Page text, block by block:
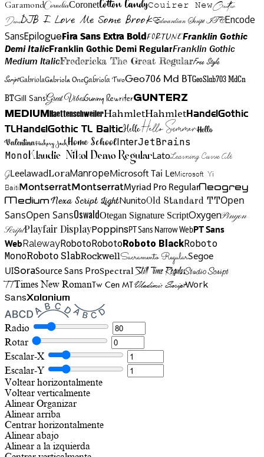
GaramondCorneliaCoronetCotton CandyCouirer NewCreattion
DemoDJB I Love Me Some BrookEdwardian Script ITCEncode
SansEpilogueFira Sans Extra BoldFortuneFranklin Gothic
Demi ItalicFranklin Gothic Demi RegularFranklin Gothic
Medium ItalicFredericka The Great RegularFree Style
ScriptGabriolaGabriola OneGabriola TwoGeo706 Md BTGeoSlab703 MdCn
BTGill SansGreat VibesGunny RewriterGunterz
Medium HaettenschweilerHahmletHahmletHandelGothic
TLHandelGothic TL BalticHelloHello SummerHello
ValentinaHickory JackHome SchoolInterJetBrains
MonoKlaudie Nikol Demo RegularLatoLearning Curve Alt
GLeelawadLoraManropeMicrosoft Tai LeMicrosoft Yi
BaitiMontserratMontserratMyriad Pro RegularNeogrey
MediumNexa Script LightNunitoOld Standard TTOpen
SansOpen SansOswaldOtegan Signature ScriptOxygenPinyon
ScriptPlayfair DisplayPoppinsPT Sans Narrow WebPT Sans
WebRalewayRobotoRobotoRoboto BlackRoboto
MonoRoboto SlabRockwellSacramento RegularSegoe
UISoraSource Sans ProSpectralStill Time RegularStudio Script
TTTimes New RomanTw Cen MTVladimir ScriptWork
SansXolonium
Radio
Rotar
Escalar-X
Escalar-Y
Voltear horizontalmente
Voltear verticalmente
Alinear Organizar
Alinear arriba
Centrar horizontalmente
Alinear abajo
Alinear a la izquierda